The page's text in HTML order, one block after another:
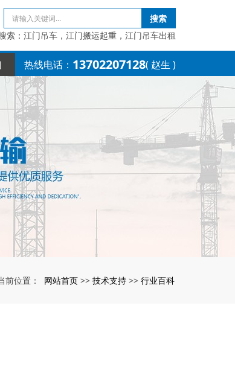
搜索
索：江门吊车，江门搬运起重，江门吊车出租
热线电话： 13702207128( 赵生 )
前位置： 网站首页 >> 技术支持 >> 行业百科